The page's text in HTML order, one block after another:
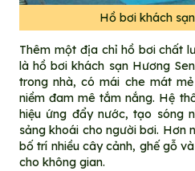
Hồ bơi khách
Thêm một địa chỉ hồ bơi chất
là hồ bơi khách sạn Hương
trong nhà, có mái che mát
niềm đam mê tắm nắng. Hệ
hiệu ứng đẩy nước, tạo sóng
sảng khoái cho người bơi. Hơn
bố trí nhiều cây cảnh, ghế gỗ
cho không gian.